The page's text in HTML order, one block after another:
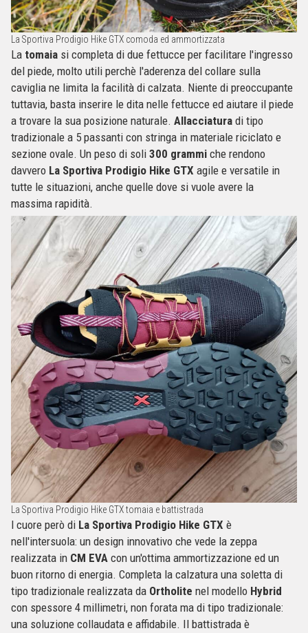
La Sportiva Prodigio Hike GTX comoda ed ammortizzata
La tomaia si completa di due fettucce per facilitare l'ingresso
del piede, molto utili perchè l'aderenza del collare sulla
caviglia ne limita la facilità di calzata. Niente di preoccupante
tuttavia, basta inserire le dita nelle fettucce ed aiutare il piede
a trovare la sua posizione naturale. Allacciatura di tipo
tradizionale a 5 passanti con stringa in materiale riciclato e
sezione ovale. Un peso di soli 300 grammi che rendono
davvero La Sportiva Prodigio Hike GTX agile e versatile in
tutte le situazioni, anche quelle dove si vuole avere la
massima rapidità.
La Sportiva Prodigio Hike GTX tomaia e battistrada
l cuore però di La Sportiva Prodigio Hike GTX è
nell'intersuola: un design innovativo che vede la zeppa
realizzata in CM EVA con un'ottima ammortizzazione ed un
buon ritorno di energia. Completa la calzatura una soletta di
tipo tradizionale realizzata da Ortholite nel modello Hybrid
con spessore 4 millimetri, non forata ma di tipo tradizionale:
una soluzione collaudata e affidabile. Il battistrada è